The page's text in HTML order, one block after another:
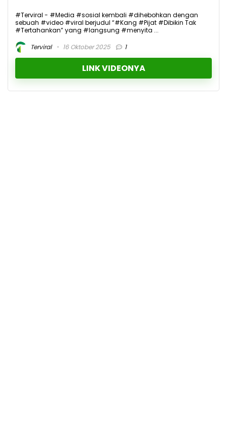
#Terviral - #Media #sosial kembali #dihebohkan dengan
sebuah #video #viral berjudul “#Kang #Pijat #Dibikin Tak
#Tertahankan” yang #langsung #menyita ...
Terviral
16 Oktober 2025 1
LINK VIDEONYA